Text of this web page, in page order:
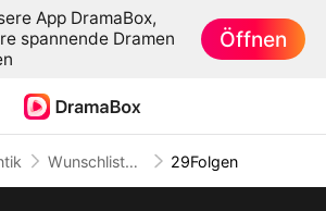
App DramaBox,
spannende Dramen
Öffnen
Wunschliste mit meinem Callboy-Prinzen 29Folgen